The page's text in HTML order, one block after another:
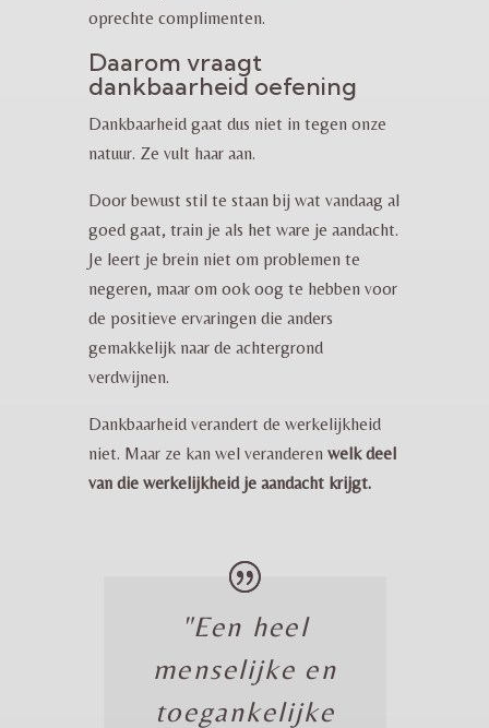
oprechte complimenten.
Daarom vraagt
dankbaarheid oefening
Dankbaarheid gaat dus niet in tegen onze
natuur. Ze vult haar aan.
Door bewust stil te staan bij wat vandaag al
goed gaat, train je als het ware je aandacht.
Je leert je brein niet om problemen te
negeren, maar om ook oog te hebben voor
de positieve ervaringen die anders
gemakkelijk naar de achtergrond
verdwijnen.
Dankbaarheid verandert de werkelijkheid
niet. Maar ze kan wel veranderen welk deel
van die werkelijkheid je aandacht krijgt.
"Een heel
menselijke en
toegankelijke